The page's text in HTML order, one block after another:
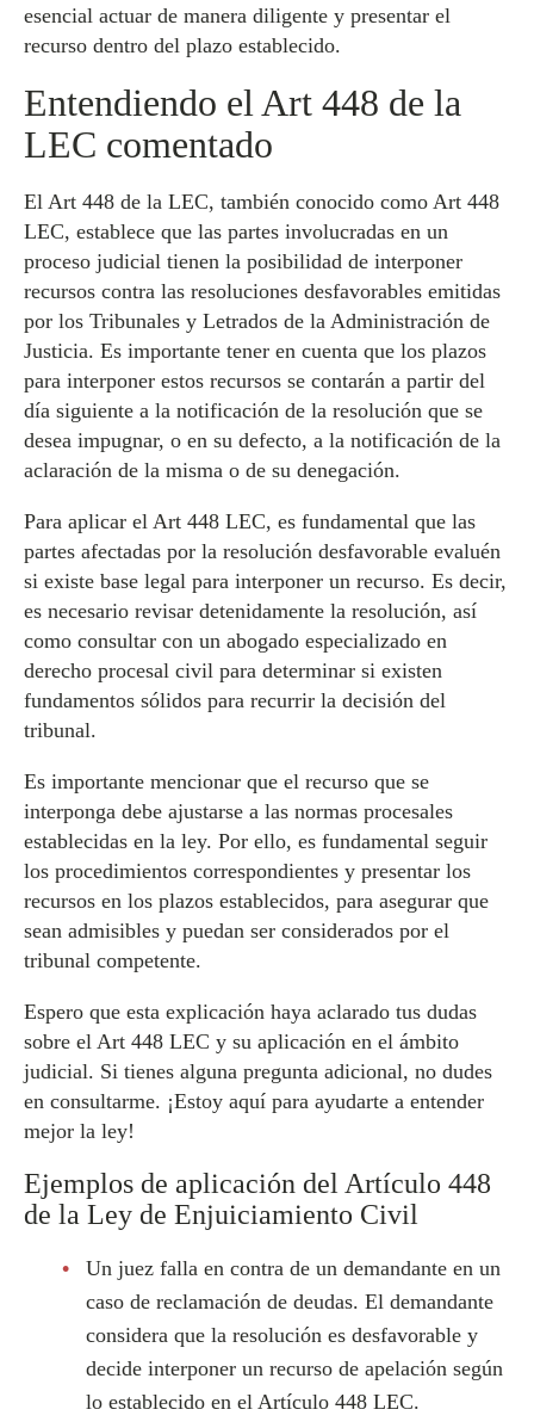
esencial actuar de manera diligente y presentar el
recurso dentro del plazo establecido.
Entendiendo el Art 448 de la
LEC comentado
El Art 448 de la LEC, también conocido como Art 448
LEC, establece que las partes involucradas en un
proceso judicial tienen la posibilidad de interponer
recursos contra las resoluciones desfavorables emitidas
por los Tribunales y Letrados de la Administración de
Justicia. Es importante tener en cuenta que los plazos
para interponer estos recursos se contarán a partir del
día siguiente a la notificación de la resolución que se
desea impugnar, o en su defecto, a la notificación de la
aclaración de la misma o de su denegación.
Para aplicar el Art 448 LEC, es fundamental que las
partes afectadas por la resolución desfavorable evaluén
si existe base legal para interponer un recurso. Es decir,
es necesario revisar detenidamente la resolución, así
como consultar con un abogado especializado en
derecho procesal civil para determinar si existen
fundamentos sólidos para recurrir la decisión del
tribunal.
Es importante mencionar que el recurso que se
interponga debe ajustarse a las normas procesales
establecidas en la ley. Por ello, es fundamental seguir
los procedimientos correspondientes y presentar los
recursos en los plazos establecidos, para asegurar que
sean admisibles y puedan ser considerados por el
tribunal competente.
Espero que esta explicación haya aclarado tus dudas
sobre el Art 448 LEC y su aplicación en el ámbito
judicial. Si tienes alguna pregunta adicional, no dudes
en consultarme. ¡Estoy aquí para ayudarte a entender
mejor la ley!
Ejemplos de aplicación del Artículo 448
de la Ley de Enjuiciamiento Civil
Un juez falla en contra de un demandante en un
caso de reclamación de deudas. El demandante
considera que la resolución es desfavorable y
decide interponer un recurso de apelación según
lo establecido en el Artículo 448 LEC.